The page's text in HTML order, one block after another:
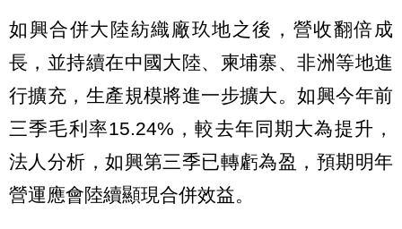
如興合併大陸紡織廠玖地之後，營收翻倍成
長，並持續在中國大陸、柬埔寨、非洲等地進
行擴充，生產規模將進一步擴大。如興今年前
三季毛利率15.24%，較去年同期大為提升，
法人分析，如興第三季已轉虧為盈，預期明年
營運應會陸續顯現合併效益。